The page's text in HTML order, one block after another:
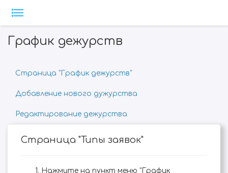
График дежурств
Страница "График дежурств"
Добавление нового дужурства
Редактирование дежурства
Страница "Типы заявок"
Нажмите на пункт меню "График